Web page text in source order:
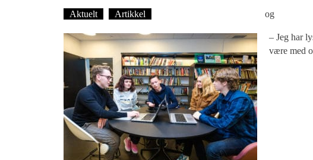
Aktuelt Artikkel og
– Jeg har
være med